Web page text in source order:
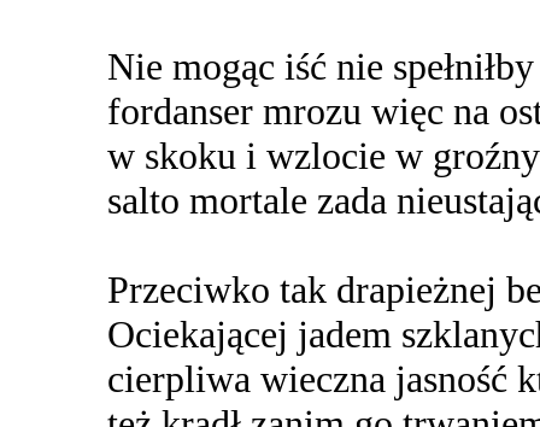
Nie mogąc iść nie
fordanser mrozu więc na
w skoku i wzlocie w
salto mortale zada
Przeciwko tak drapieżnej
Ociekającej jadem
cierpliwa wieczna jasność